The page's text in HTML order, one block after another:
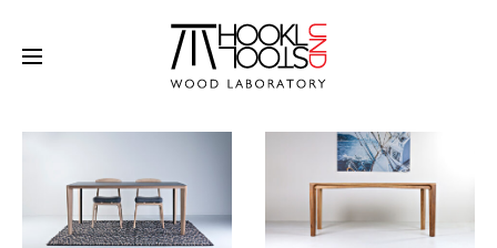
Trpezarijski stolovi